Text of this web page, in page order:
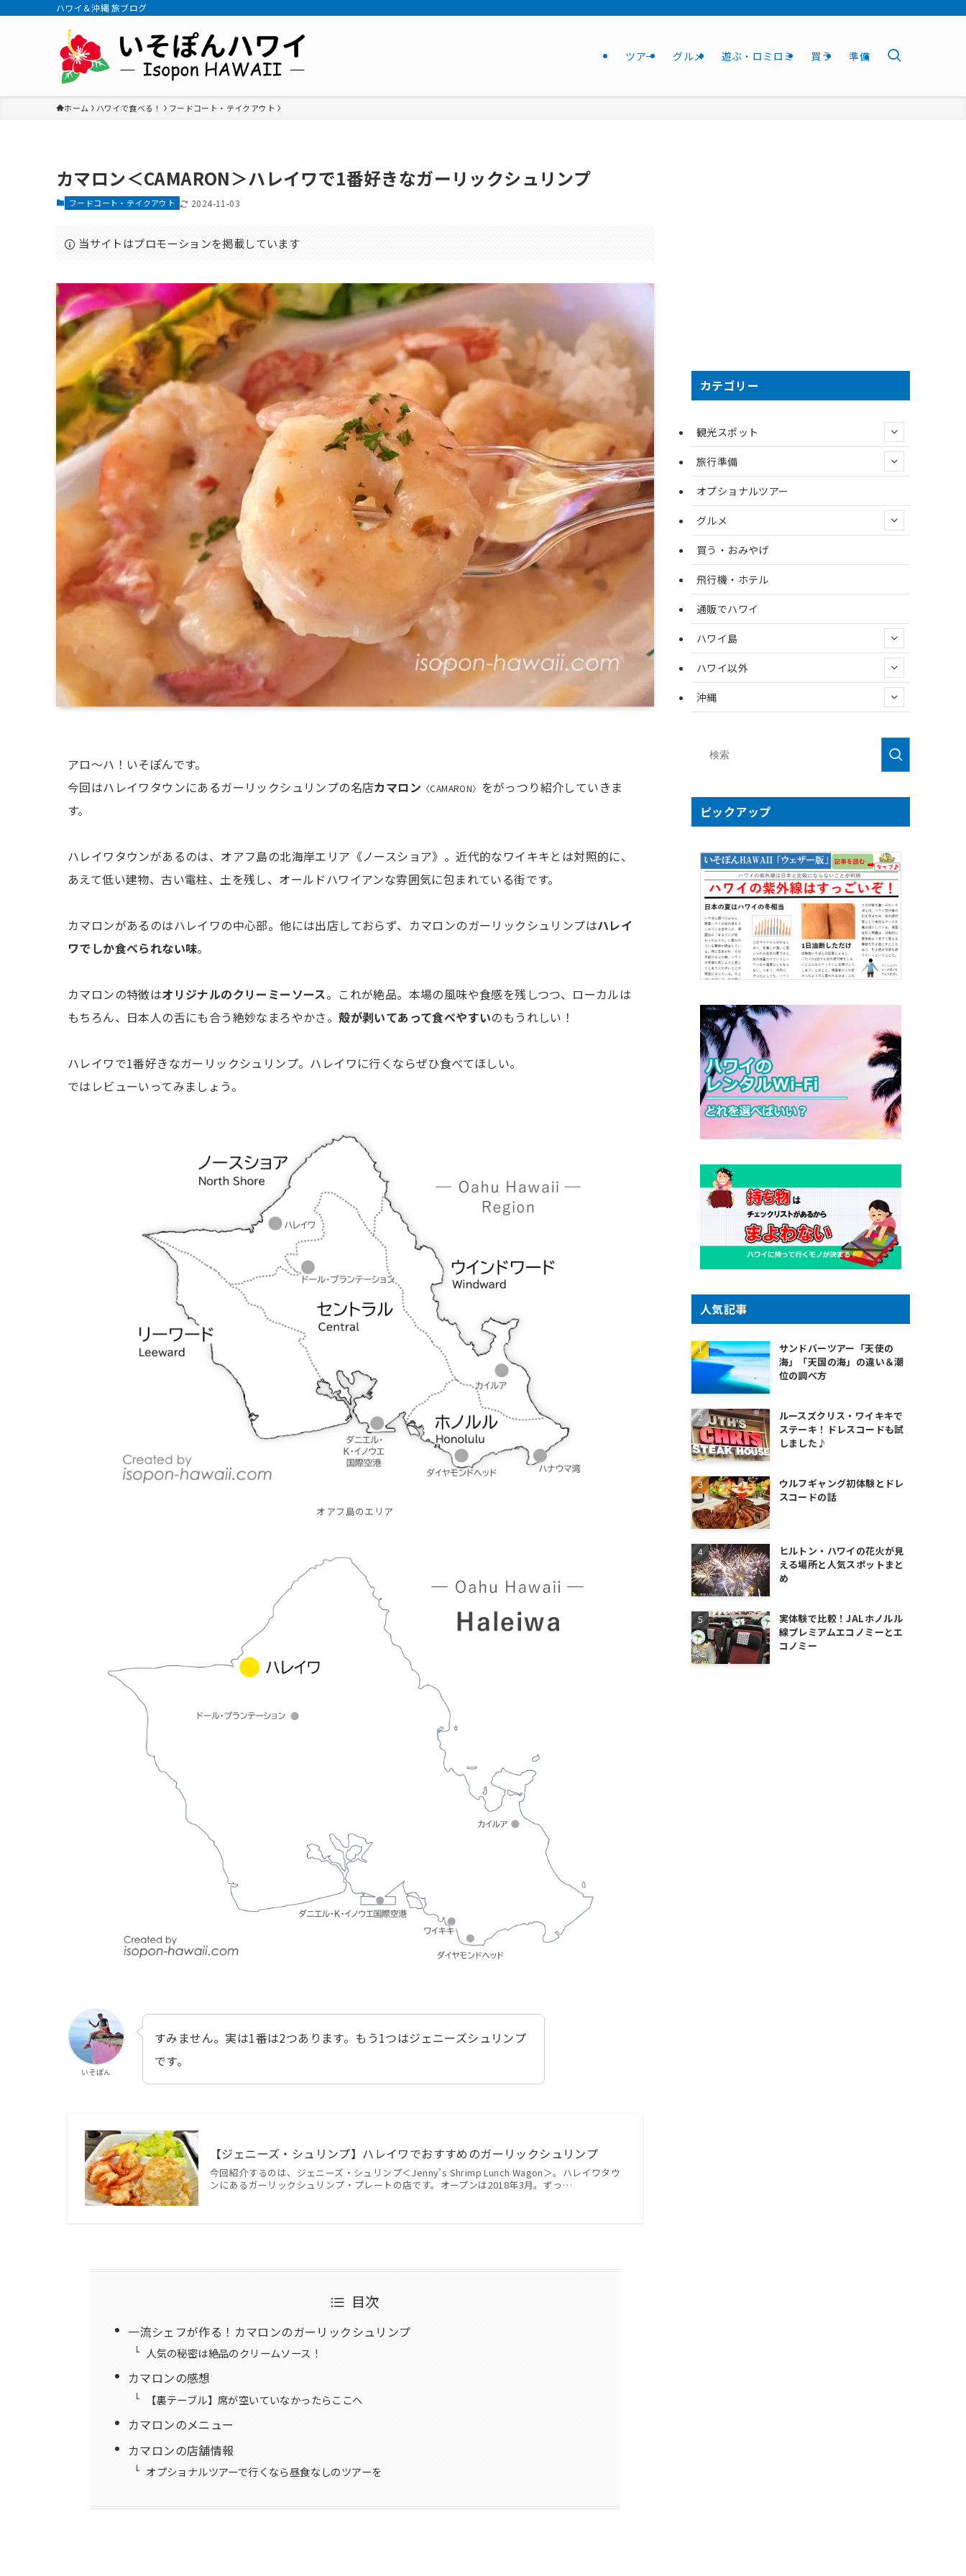
ハワイ＆沖縄 旅ブログ
ツアー グルメ 遊ぶ・ロミロミ 買う 準備
ホーム ハワイで食べる！ フードコート・テイクアウト
カマロン＜CAMARON＞ハレイワで1番好きなガーリックシュリンプ
フードコート・テイクアウト 2024-11-03
当サイトはプロモーションを掲載しています
アロ～ハ！いそぽんです。
今回はハレイワタウンにあるガーリックシュリンプの名店カマロン 〈CAMARON〉 をがっつり紹介していきま
す。
ハレイワタウンがあるのは、オアフ島の北海岸エリア《ノースショア》。近代的なワイキキとは対照的に、
あえて低い建物、古い電柱、土を残し、オールドハワイアンな雰囲気に包まれている街です。
カマロンがあるのはハレイワの中心部。他には出店しておらず、カマロンのガーリックシュリンプはハレイ
ワでしか食べられない味。
カマロンの特徴はオリジナルのクリーミーソース。これが絶品。本場の風味や食感を残しつつ、ローカルは
もちろん、日本人の舌にも合う絶妙なまろやかさ。殻が剥いてあって食べやすいのもうれしい！
ハレイワで1番好きなガーリックシュリンプ。ハレイワに行くならぜひ食べてほしい。
ではレビューいってみましょう。
オアフ島のエリア
いそぽん
すみません。実は1番は2つあります。もう1つはジェニーズシュリンプ
です。
【ジェニーズ・シュリンプ】ハレイワでおすすめのガーリックシュリンプ
今回紹介するのは、ジェニーズ・シュリンプ＜Jenny’s Shrimp Lunch Wagon＞。ハレイワタウ
ンにあるガーリックシュリンプ・プレートの店です。オープンは2018年3月。ずっ…
目次
一流シェフが作る！カマロンのガーリックシュリンプ
人気の秘密は絶品のクリームソース！
カマロンの感想
【裏テーブル】席が空いていなかったらここへ
カマロンのメニュー
カマロンの店舗情報
オプショナルツアーで行くなら昼食なしのツアーを
カテゴリー
観光スポット
旅行準備
オプショナルツアー
グルメ
買う・おみやげ
飛行機・ホテル
通販でハワイ
ハワイ島
ハワイ以外
沖縄
ピックアップ
人気記事
サンドバーツアー「天使の
海」「天国の海」の違い＆潮
位の調べ方
ルースズクリス・ワイキキで
ステーキ！ドレスコードも試
しました♪
ウルフギャング初体験とドレ
スコードの話
ヒルトン・ハワイの花火が見
える場所と人気スポットまと
め
実体験で比較！JALホノルル
線プレミアムエコノミーとエ
コノミー